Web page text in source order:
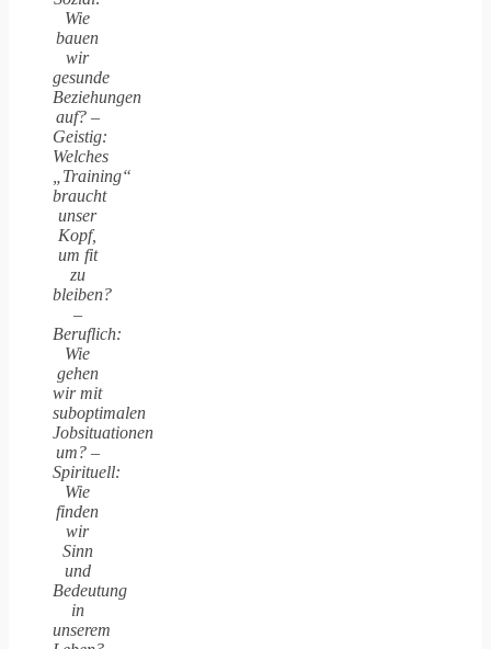
Wie
bauen
wir
gesunde
Beziehungen
auf? –
Geistig:
Welches
„Training“
braucht
unser
Kopf,
um fit
zu
bleiben?
–
Beruflich:
Wie
gehen
wir mit
suboptimalen
Jobsituationen
um? –
Spirituell:
Wie
finden
wir
Sinn
und
Bedeutung
in
unserem